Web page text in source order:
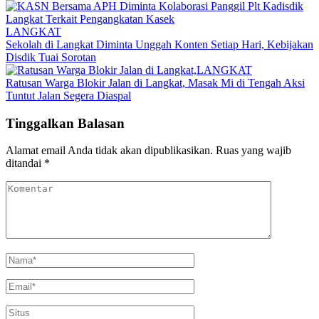
LANGKAT
Sekolah di Langkat Diminta Unggah Konten Setiap Hari, Kebijakan
Disdik Tuai Sorotan
LANGKAT
Ratusan Warga Blokir Jalan di Langkat, Masak Mi di Tengah Aksi
Tuntut Jalan Segera Diaspal
Tinggalkan Balasan
Alamat email Anda tidak akan dipublikasikan. Ruas yang wajib
ditandai *